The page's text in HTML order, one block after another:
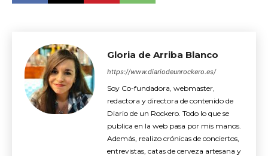
Gloria de Arriba Blanco
https://www.diariodeunrockero.es/
Soy Co-fundadora, webmaster,
redactora y directora de contenido de
Diario de un Rockero. Todo lo que se
publica en la web pasa por mis manos.
Además, realizo crónicas de conciertos,
entrevistas, catas de cerveza artesana y